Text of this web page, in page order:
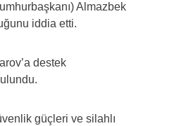
Almazbek
iddia etti.
destek
güçleri ve silahlı